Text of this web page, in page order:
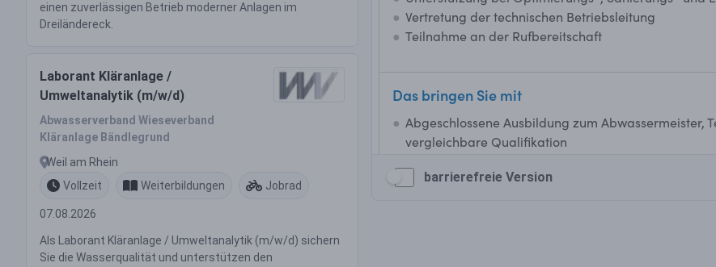
einen zuverlässigen Betrieb moderner Anlagen im
Dreiländereck.
Laborant Kläranlage /
Umweltanalytik (m/w/d)
Abwasserverband Wieseverband
Kläranlage Bändlegrund
Weil am Rhein
Vollzeit
Weiterbildungen Jobrad
07.08.2026
Als Laborant Kläranlage / Umweltanalytik (m/w/d) sichern
Sie die Wasserqualität und unterstützen den
barrierefreie Version